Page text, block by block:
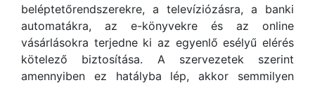
beléptetőrendszerekre, a televíziózásra, a banki
automatákra, az e-könyvekre és az online
vásárlásokra terjedne ki az egyenlő esélyű elérés
kötelező biztosítása. A szervezetek szerint
amennyiben ez hatályba lép, akkor semmilyen